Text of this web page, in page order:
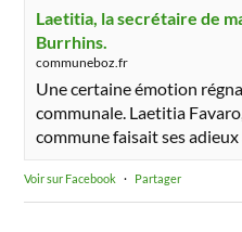
Laetitia, la secrétaire de
Burrhins.
communeboz.fr
Une certaine émotion
communale. Laetitia
commune faisait ses
Voir sur Facebook · Partager